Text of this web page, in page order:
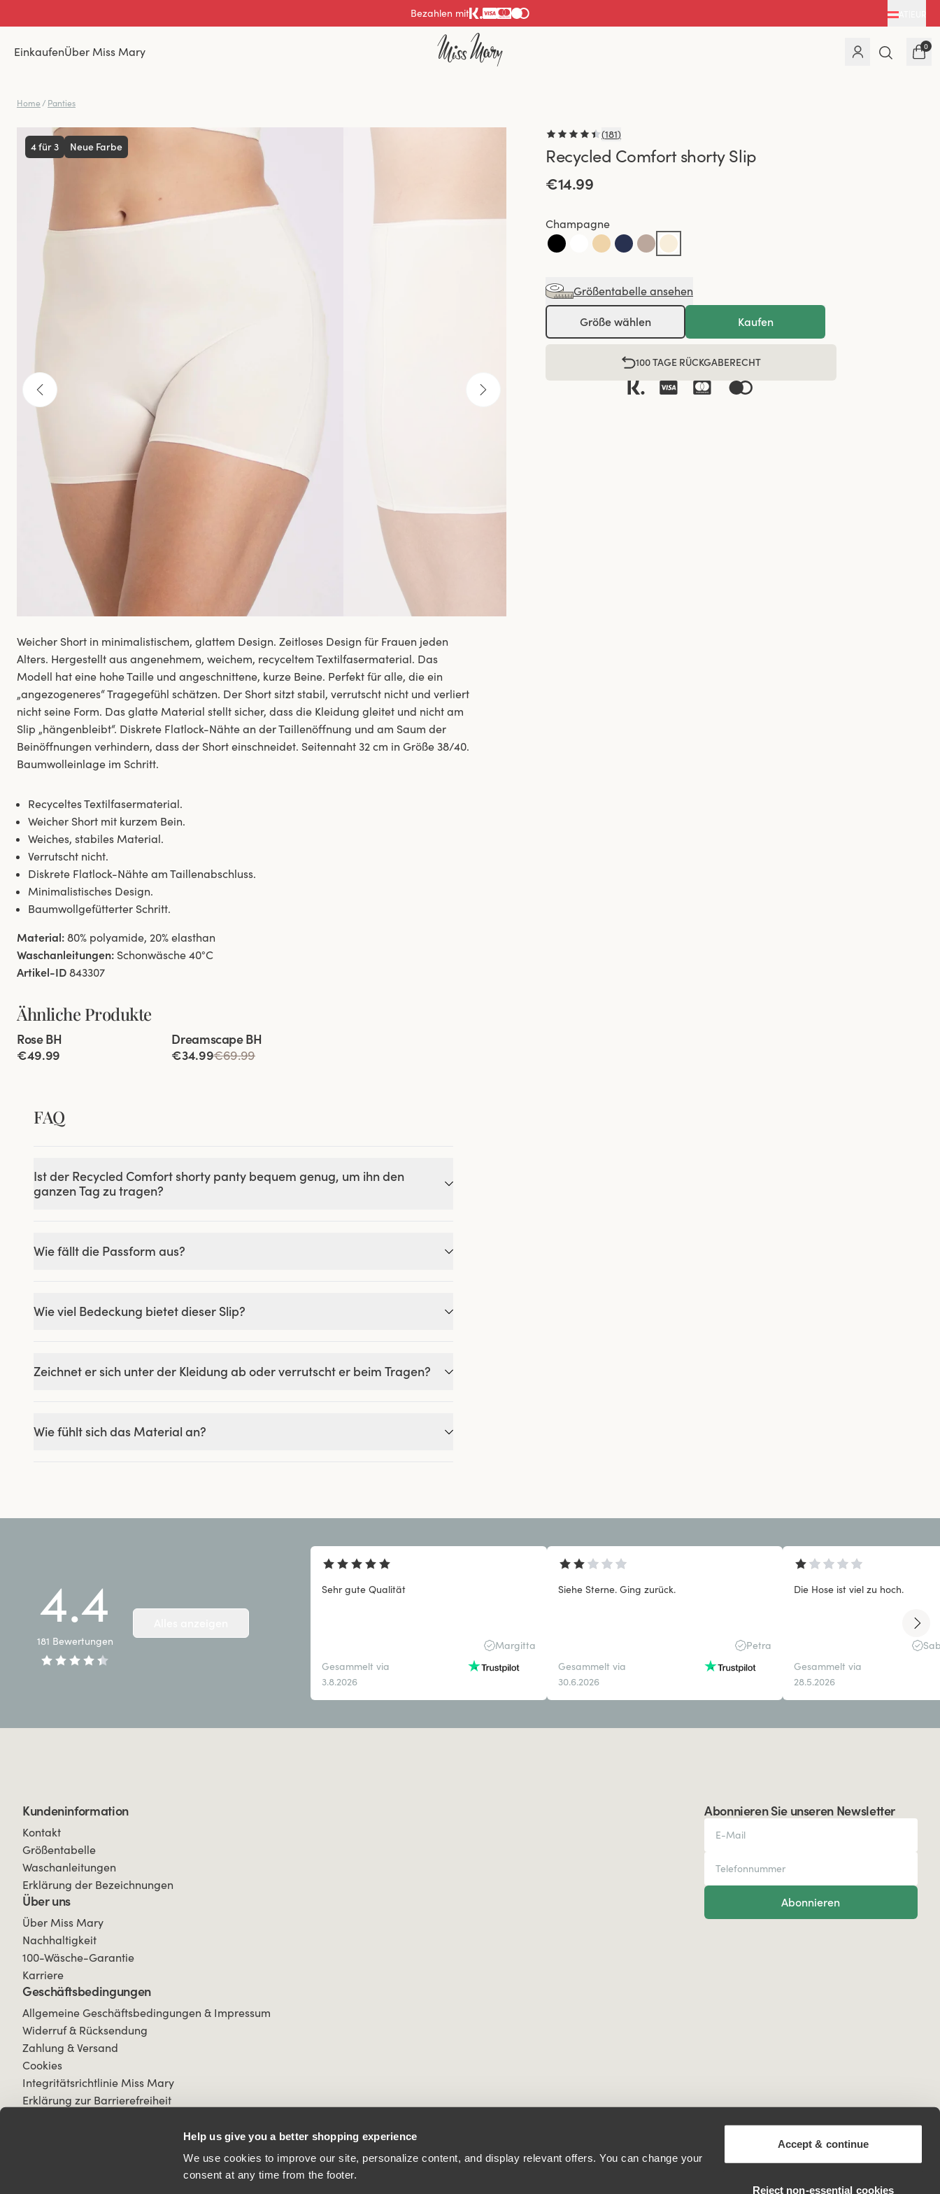
Help us give you a better shopping experience
We use cookies to improve our site, personalize content, and display relevant offers. You can change your
consent at any time from the footer.
Accept & continue
Reject non‑essential cookies
Bezahlen mit
EinkaufenÜber Miss Mary 0
Home / Panties
4 für 3 Neue Farbe
(181)
Recycled Comfort shorty Slip
€14.99
Champagne
Größentabelle ansehen
Größe wählen Kaufen
100 TAGE RÜCKGABERECHT
Weicher Short in minimalistischem, glattem Design. Zeitloses Design für Frauen jeden
Alters. Hergestellt aus angenehmem, weichem, recyceltem Textilfasermaterial. Das
Modell hat eine hohe Taille und angeschnittene, kurze Beine. Perfekt für alle, die ein
„angezogeneres“ Tragegefühl schätzen. Der Short sitzt stabil, verrutscht nicht und verliert
nicht seine Form. Das glatte Material stellt sicher, dass die Kleidung gleitet und nicht am
Slip „hängenbleibt“. Diskrete Flatlock-Nähte an der Taillenöffnung und am Saum der
Beinöffnungen verhindern, dass der Short einschneidet. Seitennaht 32 cm in Größe 38/40.
Baumwolleinlage im Schritt.
Recyceltes Textilfasermaterial.
Weicher Short mit kurzem Bein.
Weiches, stabiles Material.
Verrutscht nicht.
Diskrete Flatlock-Nähte am Taillenabschluss.
Minimalistisches Design.
Baumwollgefütterter Schritt.
Material: 80% polyamide, 20% elasthan
Waschanleitungen: Schonwäsche 40°C
Artikel-ID 843307
Ähnliche Produkte
Viewing image 1 of 4
Rose BH
€49.99
Viewing image 1 of 7
Lars Wallin Design
Dreamscape BH
€34.99€69.99
FAQ
Ist der Recycled Comfort shorty panty bequem genug, um ihn den
ganzen Tag zu tragen?
Wie fällt die Passform aus?
Wie viel Bedeckung bietet dieser Slip?
Zeichnet er sich unter der Kleidung ab oder verrutscht er beim Tragen?
Wie fühlt sich das Material an?
4.4
181 Bewertungen
Sehr gute Qualität
Margitta
Gesammelt via
3.8.2026
Siehe Sterne. Ging zurück.
Petra
Gesammelt via
30.6.2026
Die Hose ist viel zu hoch.
Gesammelt via
28.5.2026
Abonnieren Sie unseren Newsletter
Abonnieren
Kundeninformation
Kontakt
Größentabelle
Waschanleitungen
Erklärung der Bezeichnungen
Über uns
Über Miss Mary
Nachhaltigkeit
100-Wäsche-Garantie
Karriere
Geschäftsbedingungen
Allgemeine Geschäftsbedingungen & Impressum
Widerruf & Rücksendung
Zahlung & Versand
Cookies
Integritätsrichtlinie Miss Mary
Erklärung zur Barrierefreiheit